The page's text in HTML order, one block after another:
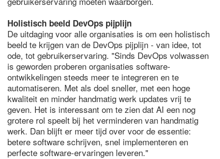
Holistisch beeld DevOps pijplijn
De uitdaging voor alle organisaties is om een holistisch
beeld te krijgen van de DevOps pijplijn - van idee, tot
ode, tot gebruikerservaring. "Sinds DevOps volwassen
is geworden proberen organisaties software-
ontwikkelingen steeds meer te integreren en te
automatiseren. Met als doel sneller, met een hoge
kwaliteit en minder handmatig werk updates vrij te
geven. Het is interessant om te zien dat AI een nog
grotere rol speelt bij het verminderen van handmatig
werk. Dan blijft er meer tijd over voor de essentie:
betere software schrijven, snel implementeren en
perfecte software-ervaringen leveren."